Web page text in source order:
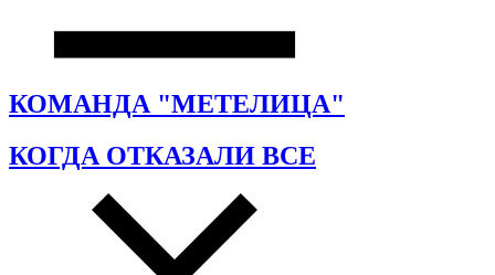
КОМАНДА "МЕТЕЛИЦА"
КОГДА ОТКАЗАЛИ ВСЕ